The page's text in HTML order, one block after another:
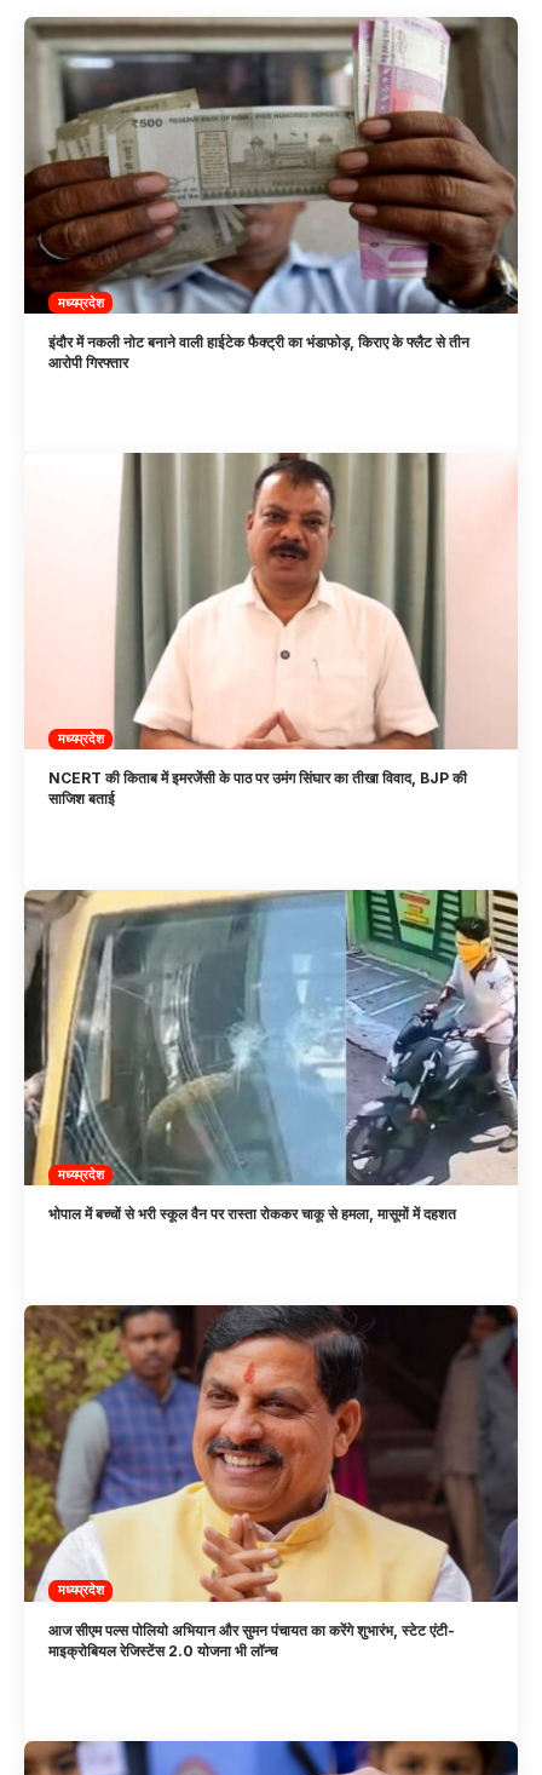
मध्यप्रदेश
इंदौर में नकली नोट बनाने वाली हाईटेक फैक्ट्री का भंडाफोड़, किराए के फ्लैट से तीन
आरोपी गिरफ्तार
मध्यप्रदेश
NCERT की किताब में इमरजेंसी के पाठ पर उमंग सिंघार का तीखा विवाद, BJP की
साजिश बताई
मध्यप्रदेश
भोपाल में बच्चों से भरी स्कूल वैन पर रास्ता रोककर चाकू से हमला, मासूमों में दहशत
मध्यप्रदेश
आज सीएम पल्स पोलियो अभियान और सुमन पंचायत का करेंगे शुभारंभ, स्टेट एंटी-
माइक्रोबियल रेजिस्टेंस 2.0 योजना भी लॉन्च